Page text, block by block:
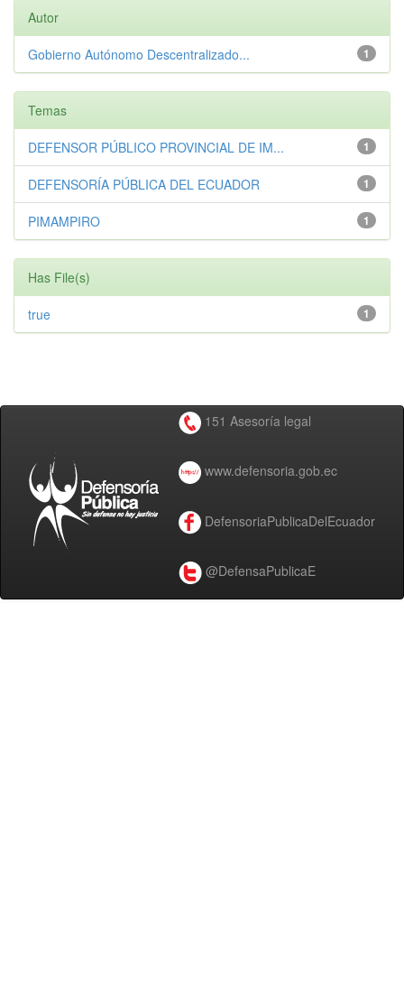
Autor
1
Gobierno Autónomo Descentralizado...
Temas
1
DEFENSOR PÚBLICO PROVINCIAL DE IM...
1
DEFENSORÍA PÚBLICA DEL ECUADOR
1
PIMAMPIRO
Has File(s)
1
true
151 Asesoría legal
www.defensoria.gob.ec
DefensoriaPublicaDelEcuador
@DefensaPublicaE